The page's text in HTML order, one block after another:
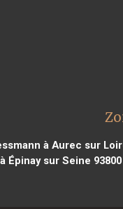
à Aurec sur
Épinay sur Seine 93800